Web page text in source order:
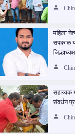
महिला
सपकाळ
सहाय्यक
संवर्धन